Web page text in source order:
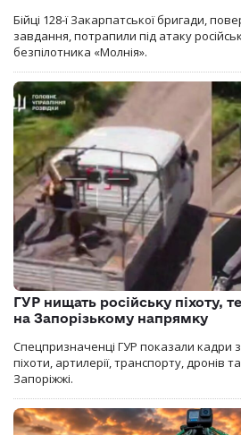
Бійці 128-ї Закарпатської бригади,
завдання, потрапили під атаку
безпілотника «Молнія».
ГУР нищать російську піхоту,
на Запорізькому напрямку
Спецпризначенці ГУР показали кадри
піхоти, артилерії, транспорту, дронів
Запоріжжі.